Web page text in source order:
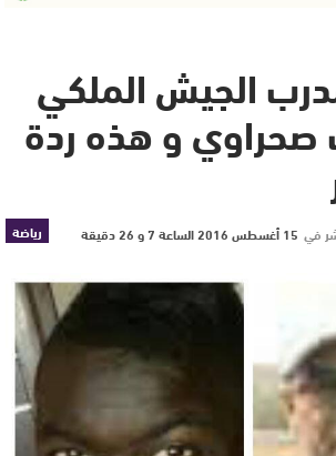
الجيش الملكي
صحراوي و هذه ردة
رياضة في 15 أغسطس 2016 الساعة 7 و 26 دقيقة